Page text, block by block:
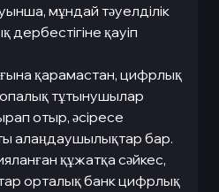
мұндай тәуелділік
қауіп
қарамастан, цифрлық
тұтынушылар
отыр, әсіресе
алаңдаушылықтар бар.
құжатқа сәйкес,
орталық банк цифрлық